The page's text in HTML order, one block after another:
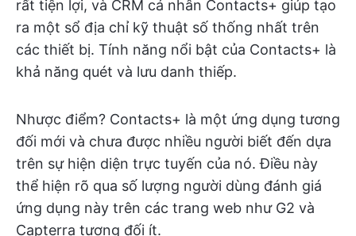
rất tiện lợi, và CRM cá nhân Contacts+ giúp tạo
ra một sổ địa chỉ kỹ thuật số thống nhất trên
các thiết bị. Tính năng nổi bật của Contacts+ là
khả năng quét và lưu danh thiếp.
Nhược điểm? Contacts+ là một ứng dụng tương
đối mới và chưa được nhiều người biết đến dựa
trên sự hiện diện trực tuyến của nó. Điều này
thể hiện rõ qua số lượng người dùng đánh giá
ứng dụng này trên các trang web như G2 và
Capterra tương đối ít.